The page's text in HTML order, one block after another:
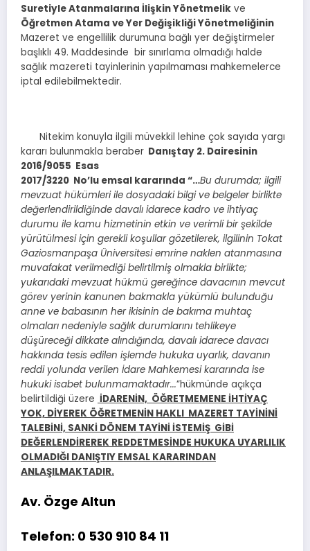
Suretiyle Atanmalarına İlişkin Yönetmelik ve
Öğretmen Atama ve Yer Değişikliği Yönetmeliğinin
Mazeret ve engellilik durumuna bağlı yer değiştirmeler
başlıklı 49. Maddesinde bir sınırlama olmadığı halde
sağlık mazereti tayinlerinin yapılmaması mahkemelerce
iptal edilebilmektedir.
Nitekim konuyla ilgili müvekkil lehine çok sayıda yargı
kararı bulunmakla beraber Danıştay 2. Dairesinin
2016/9055 Esas
2017/3220 No’lu emsal kararında “…Bu durumda; ilgili
mevzuat hükümleri ile dosyadaki bilgi ve belgeler birlikte
değerlendirildiğinde davalı idarece kadro ve ihtiyaç
durumu ile kamu hizmetinin etkin ve verimli bir şekilde
yürütülmesi için gerekli koşullar gözetilerek, ilgilinin Tokat
Gaziosmanpaşa Üniversitesi emrine naklen atanmasına
muvafakat verilmediği belirtilmiş olmakla birlikte;
yukarıdaki mevzuat hükmü gereğince davacının mevcut
görev yerinin kanunen bakmakla yükümlü bulunduğu
anne ve babasının her ikisinin de bakıma muhtaç
olmaları nedeniyle sağlık durumlarını tehlikeye
düşüreceği dikkate alındığında, davalı idarece davacı
hakkında tesis edilen işlemde hukuka uyarlık, davanın
reddi yolunda verilen İdare Mahkemesi kararında ise
hukuki isabet bulunmamaktadır...”hükmünde açıkça
belirtildiği üzere İDARENİN, ÖĞRETMEMENE İHTİYAÇ
YOK, DİYEREK ÖĞRETMENİN HAKLI MAZERET TAYİNİNİ
TALEBİNİ, SANKİ DÖNEM TAYİNİ İSTEMİŞ GİBİ
DEĞERLENDİREREK REDDETMESİNDE HUKUKA UYARLILIK
OLMADIĞI DANIŞTIY EMSAL KARARINDAN
ANLAŞILMAKTADIR.
Av. Özge Altun
Telefon: 0 530 910 84 11